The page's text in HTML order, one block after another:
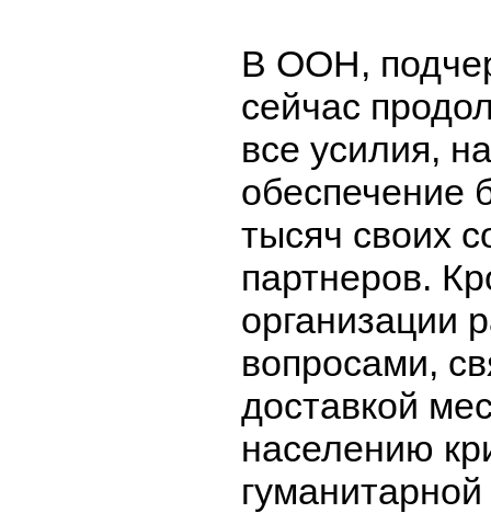
В ООН,
сейчас
все усилия,
обеспечение
тысяч своих
партнеров.
организации
вопросами,
доставкой
населению